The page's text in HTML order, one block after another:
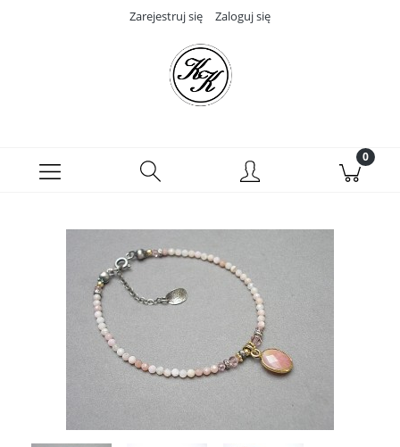
Zarejestruj się Zaloguj się